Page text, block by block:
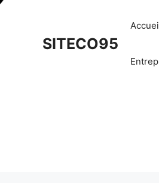
SITECO95